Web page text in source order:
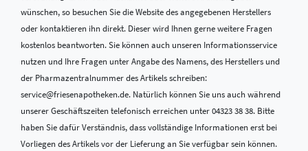
wünschen, so besuchen Sie die Website des angegebenen Herstellers
oder kontaktieren ihn direkt. Dieser wird Ihnen gerne weitere Fragen
kostenlos beantworten. Sie können auch unseren Informationsservice
nutzen und Ihre Fragen unter Angabe des Namens, des Herstellers und
der Pharmazentralnummer des Artikels schreiben:
service@friesenapotheken.de. Natürlich können Sie uns auch während
unserer Geschäftszeiten telefonisch erreichen unter 04323 38 38. Bitte
haben Sie dafür Verständnis, dass vollständige Informationen erst bei
Vorliegen des Artikels vor der Lieferung an Sie verfügbar sein können.